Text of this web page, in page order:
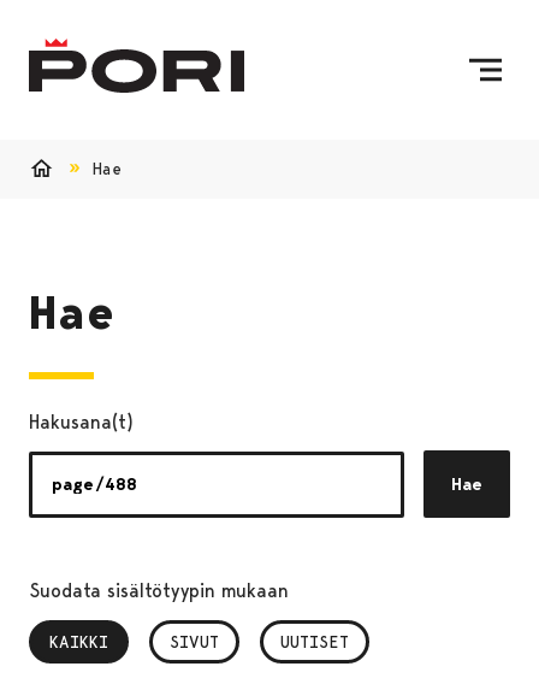
Hae
Hae
Hakusana(t)
Hae
Suodata sisältötyypin mukaan
KAIKKI
, VALITTU SIVUT UUTISET